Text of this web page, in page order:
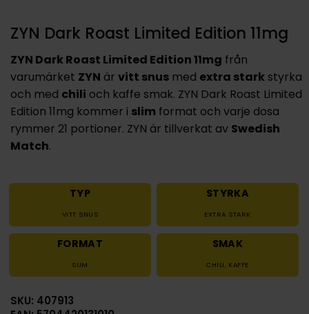
ZYN Dark Roast Limited Edition 11mg
ZYN Dark Roast Limited Edition 11mg från
varumärket ZYN är vitt snus med extra stark styrka
och med chili och kaffe smak. ZYN Dark Roast Limited
Edition 11mg kommer i slim format och varje dosa
rymmer 21 portioner. ZYN är tillverkat av Swedish
Match.
TYP
VITT SNUS
STYRKA
EXTRA STARK
FORMAT
SLIM
SMAK
CHILI, KAFFE
SKU: 407913